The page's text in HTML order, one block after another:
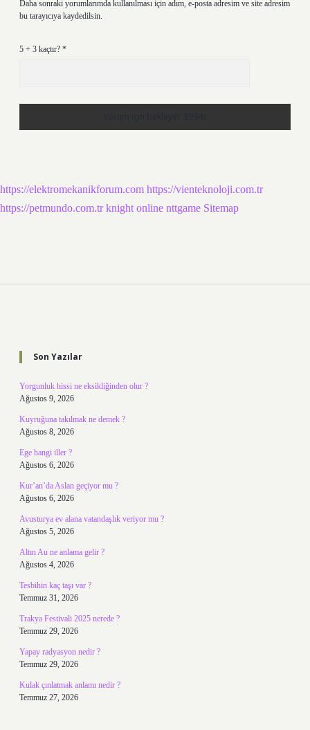
Daha sonraki yorumlarımda kullanılması için adım, e-posta adresim ve site adresim
bu tarayıcıya kaydedilsin.
5 + 3 kaçtır? *
https://elektromekanikforum.com https://vienteknoloji.com.tr
https://petmundo.com.tr knight online nttgame Sitemap
Son Yazılar
Yorgunluk hissi ne eksikliğinden olur ?
Ağustos 9, 2026
Kuyruğuna takılmak ne demek ?
Ağustos 8, 2026
Ege hangi iller ?
Ağustos 6, 2026
Kur’an’da Aslan geçiyor mu ?
Ağustos 6, 2026
Avusturya ev alana vatandaşlık veriyor mu ?
Ağustos 5, 2026
Altın Au ne anlama gelir ?
Ağustos 4, 2026
Tesbihin kaç taşı var ?
Temmuz 31, 2026
Trakya Festivali 2025 nerede ?
Temmuz 29, 2026
Yapay radyasyon nedir ?
Temmuz 29, 2026
Kulak çınlatmak anlamı nedir ?
Temmuz 27, 2026